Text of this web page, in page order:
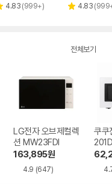
페이
4.83 리
(999+)
별 4.83 리
(
전체보기
LG전자 오브제컬렉
션 MW23FDI
163,895원
4.9 (647)
쿠쿠